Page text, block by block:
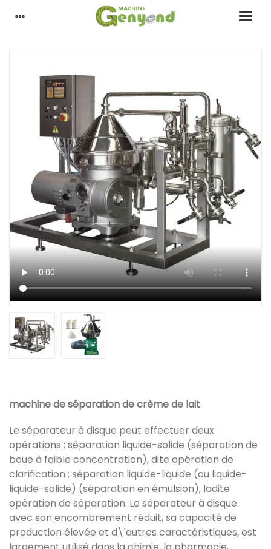
machine de séparation de crème de lait
Le séparateur à disque peut effectuer deux
opérations : séparation liquide-solide (séparation de
boue à faible concentration), dite opération de
clarification ; séparation liquide-liquide (ou liquide-
liquide-solide) (séparation en émulsion), ladite
opération de séparation. Le séparateur à disque
avec son encombrement réduit, sa capacité de
production élevée et d\'autres caractéristiques, est